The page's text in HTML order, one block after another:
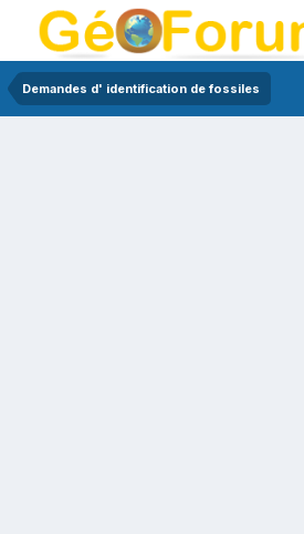
Demandes d' identification de fossiles